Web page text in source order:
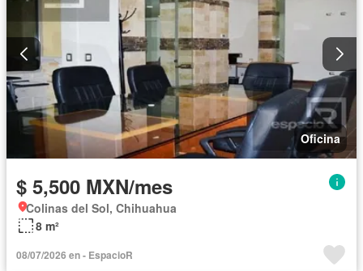
Oficina
$ 5,500 MXN/mes
Colinas del Sol, Chihuahua
8 m²
08/07/2026 en - EspacioR